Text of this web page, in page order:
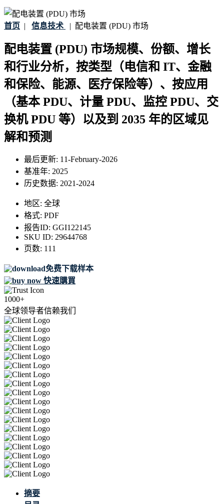
首页 | 信息技术 | 配电装置 (PDU) 市场
配电装置 (PDU) 市场规模、份额、增长
和行业分析，按类型（电信和 IT、金融
和保险、能源、医疗保险等）、按应用
（基本 PDU、计量 PDU、监控 PDU、交
换机 PDU 等）以及到 2035 年的区域见
解和预测
最后更新: 11-February-2026
基准年: 2025
历史数据: 2021-2024
地区: 全球
格式: PDF
报告ID: GGI122145
SKU ID: 29644768
页数: 111
免费下载样本
快速購買
1000+
全球领导者信赖我们
摘要